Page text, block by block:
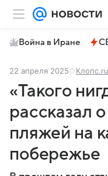
Война в Иране
22 апреля 2025 Клопс.ru
«Такого
рассказал
пляжей на
побережье